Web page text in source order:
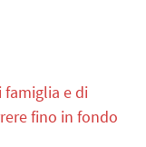
e di
fino in fondo